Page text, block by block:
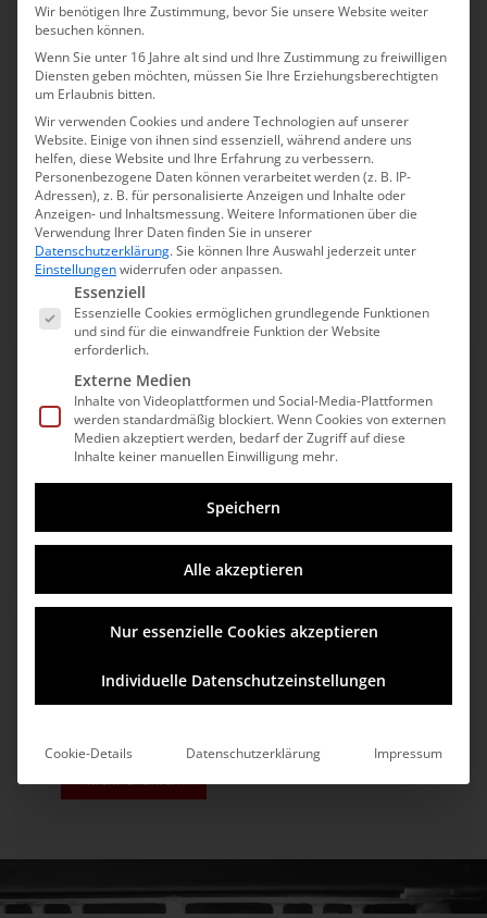
Individuell, persönlich und direkt: das verstehen wir
unter guter Beratung. Dazu gehört die Hilfe bei der
Auswahl geeigneter Papiere, Informationen zu
passenden Veredelungs- und
Weiterverarbeitungsmöglichkeiten uvm.
Bei allen Fragen und Wünschen helfen wir Ihnen
gerne weiter.
Wir bieten maßgeschneiderte Komplettlösungen für
Ihre
individuellen Anforderungen.
DRUCKVORSTUFE
Sie haben eine Idee bestehend aus vielen
Puzzlesteinchen von Texten, Bildern, Grafiken oder
DRUCK
Wir benötigen Ihre Zustimmung, bevor Sie unsere Website weiter
besuchen können.
Wenn Sie unter 16 Jahre alt sind und Ihre Zustimmung zu freiwilligen
Diensten geben möchten, müssen Sie Ihre Erziehungsberechtigten
um Erlaubnis bitten.
Wir verwenden Cookies und andere Technologien auf unserer
Website. Einige von ihnen sind essenziell, während andere uns
helfen, diese Website und Ihre Erfahrung zu verbessern.
Personenbezogene Daten können verarbeitet werden (z. B. IP-
Adressen), z. B. für personalisierte Anzeigen und Inhalte oder
Anzeigen- und Inhaltsmessung.Weitere Informationen über die
Verwendung Ihrer Daten finden Sie in unserer
Datenschutzerklärung.Sie können Ihre Auswahl jederzeit unter
Einstellungenwiderrufen oder anpassen.
Es folgt eine Liste der Service-Gruppen, für die eine
Essenziell
Essenzielle Cookies ermöglichen grundlegende Funktionen
und sind für die einwandfreie Funktion der Website
erforderlich.
Externe Medien
Inhalte von Videoplattformen und Social-Media-Plattformen
werden standardmäßig blockiert. Wenn Cookies von externen
Medien akzeptiert werden, bedarf der Zugriff auf diese
Inhalte keiner manuellen Einwilligung mehr.
Speichern
Alle akzeptieren
Nur essenzielle Cookies akzeptieren
Individuelle Datenschutzeinstellungen
Cookie-Details Datenschutzerklärung Impressum